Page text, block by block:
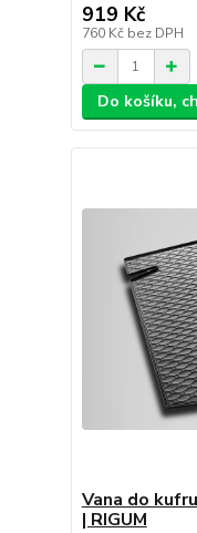
919 Kč
760 Kč bez DPH
Do košíku,
Vana do
| RIGUM